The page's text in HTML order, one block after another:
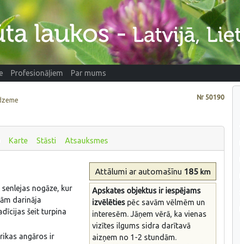
Profesionāļiem Par mums
Nr50190
Karte Stāsti Atsauksmes
nogāze, kur
darināja
šeit turpina
angāros ir
Attālumi ar automašīnu 185km
Apskates objektus ir iespējams
izvēlētiespēc savām vēlmēm un
interesēm. Jāņem vērā, ka vienas
vizītes ilgums sidra darītavā
aizņem no 1-2 stundām.